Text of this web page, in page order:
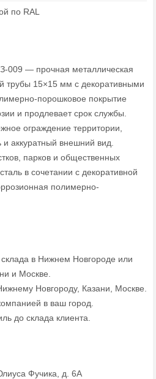
по RAL
009 — прочная металлическая
трубы 15×15 мм с декоративными
порошковое покрытие
и продлевает срок службы.
ограждение территории,
аккуратный внешний вид.
парков и общественных
в сочетании с декоративной
полимерно-
в Нижнем Новгороде или
и Москве.
Новгороду, Казани, Москве.
в ваш город.
до склада клиента.
Фучика, д. 6А